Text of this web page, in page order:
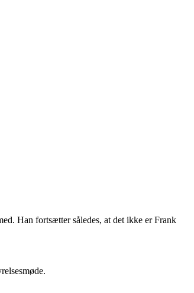
Han fortsætter således, at det ikke er Frank